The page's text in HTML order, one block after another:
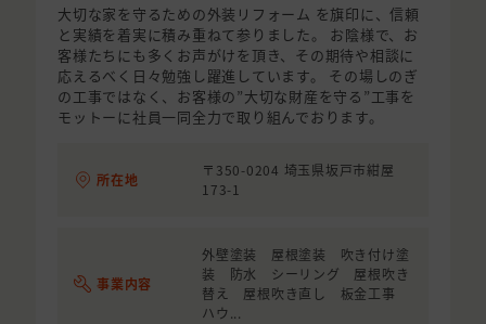
大切な家を守るための外装リフォーム を旗印に、信頼
と実績を着実に積み重ねて参りました。 お陰様で、お
客様たちにも多くお声がけを頂き、その期待や相談に
応えるべく日々勉強し躍進しています。 その場しのぎ
の工事ではなく、お客様の”大切な財産を守る”工事を
モットーに社員一同全力で取り組んでおります。
所在地
〒350-0204 埼玉県坂戸市紺屋
173-1
事業内容
外壁塗装 屋根塗装 吹き付け塗
装 防水 シーリング 屋根吹き
替え 屋根吹き直し 板金工事
ハウ...